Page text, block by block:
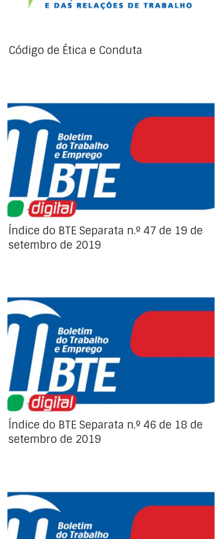
relações profissionais entre si e com terceiros.
Código de Ética e Conduta
Índice da Regulamentação Coletiva de Trabalho
Índice do BTE Separata n.º 47 de 19 de
setembro de 2019
Índice da Regulamentação Coletiva de Trabalho
Índice do BTE Separata n.º 46 de 18 de
setembro de 2019